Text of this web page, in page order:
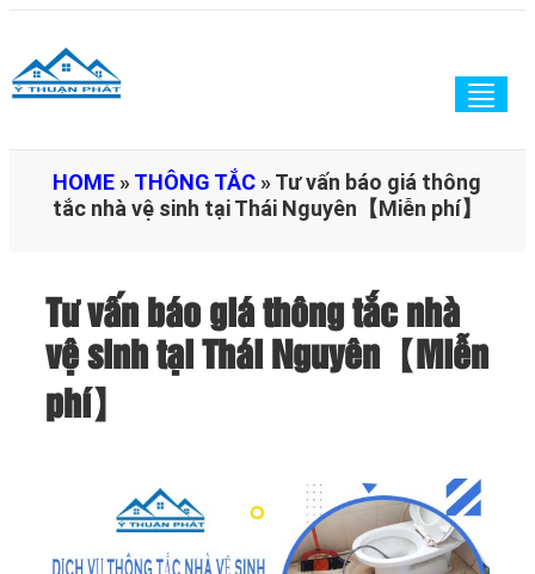
HOME »THÔNG TẮC »Tư vấn báo giá thông
tắc nhà vệ sinh tại Thái Nguyên【Miễn phí】
Tư vấn báo giá thông tắc nhà
vệ sinh tại Thái Nguyên【Miễn
phí】